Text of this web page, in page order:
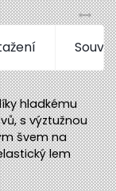
hladkému
s výztužnou
švem na
lem